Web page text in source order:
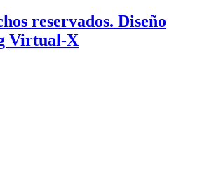
reservados. Diseño
Virtual-X